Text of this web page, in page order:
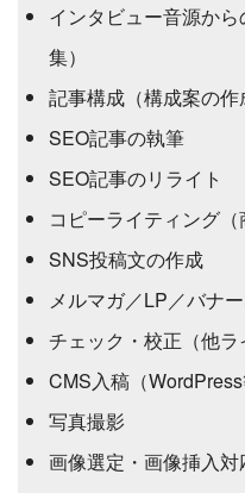
インタビュー音源か
集）
記事構成（構成案の作
SEO記事の執筆
SEO記事のリライト
コピーライティング（
SNS投稿文の作成
メルマガ／LP／バナ
チェック・校正（他ラ
CMS入稿（WordPress
写真撮影
画像選定・画像挿入対